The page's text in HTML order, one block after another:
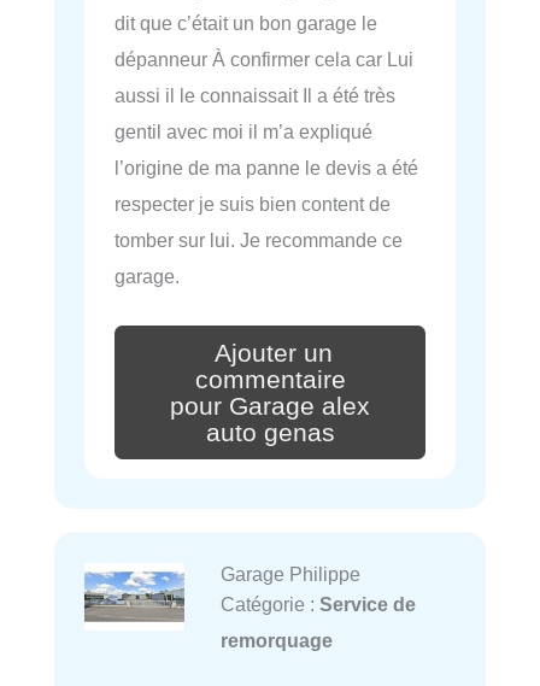
dit que c’était un bon garage le
dépanneur À confirmer cela car Lui
aussi il le connaissait Il a été très
gentil avec moi il m’a expliqué
l’origine de ma panne le devis a été
respecter je suis bien content de
tomber sur lui. Je recommande ce
garage.
Ajouter un
commentaire
pour Garage alex
auto genas
Garage Philippe
Catégorie : Service de
remorquage